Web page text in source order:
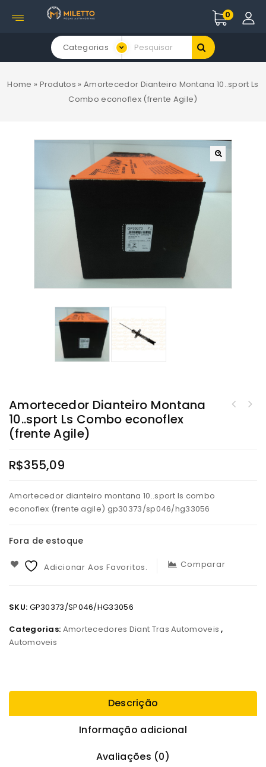
0
Categorias
Home » Produtos » Amortecedor Dianteiro Montana 10..sport Ls
Combo econoflex (frente Agile)
Amortecedor Dianteiro Montana
10..sport Ls Combo econoflex
(frente Agile)
R$355,09
Amortecedor dianteiro montana 10..sport ls combo
econoflex (frente agile) gp30373/sp046/hg33056
Fora de estoque
Adicionar Aos Favoritos. Comparar
SKU: GP30373/SP046/HG33056
Categorias: Amortecedores Diant Tras Automoveis,
Automoveis
Descrição
Informação adicional
Avaliações (0)